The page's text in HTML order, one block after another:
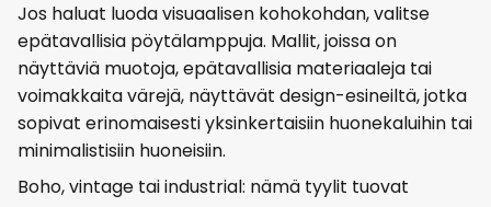
Jos haluat luoda visuaalisen kohokohdan, valitse
epätavallisia pöytälamppuja. Mallit, joissa on
näyttäviä muotoja, epätavallisia materiaaleja tai
voimakkaita värejä, näyttävät design-esineiltä, jotka
sopivat erinomaisesti yksinkertaisiin huonekaluihin tai
minimalistisiin huoneisiin.
Boho, vintage tai industrial: nämä tyylit tuovat